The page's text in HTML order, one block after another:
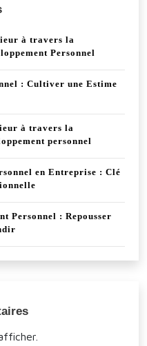
à travers la
Personnel
: Cultiver une Estime
à travers la
personnel
en Entreprise : Clé
Personnel : Repousser